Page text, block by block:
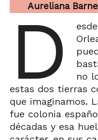
Aureliana
D
no
estas dos tierras
que imaginamos.
fue colonia
décadas y esa